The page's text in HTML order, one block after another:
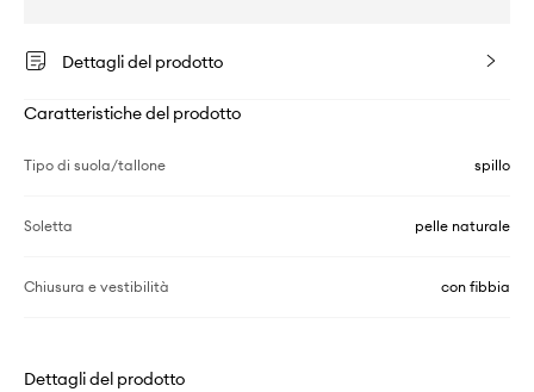
Dettagli del prodotto
Caratteristiche del prodotto
Tipo di suola/tallone spillo
Soletta pelle naturale
Chiusura e vestibilità con fibbia
Dettagli del prodotto